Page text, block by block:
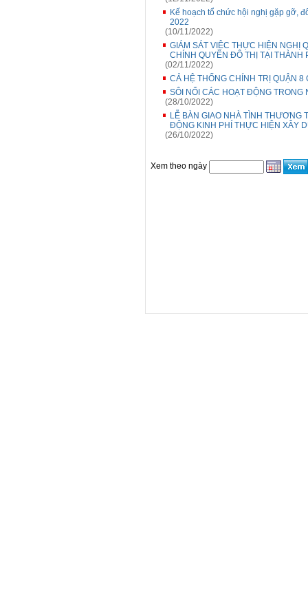
Kế hoạch tổ chức hội nghị gặp gỡ,
2022
(10/11/2022)
GIÁM SÁT VIỆC THỰC HIỆN NGHỊ
CHÍNH QUYỀN ĐÔ THỊ TẠI THÀNH
(02/11/2022)
CẢ HỆ THỐNG CHÍNH TRỊ QUẬN
SÔI NỔI CÁC HOẠT ĐỘNG TRONG
(28/10/2022)
LỄ BÀN GIAO NHÀ TÌNH THƯƠNG
ĐỘNG KINH PHÍ THỰC HIỆN XÂY
(26/10/2022)
Xem theo ngày